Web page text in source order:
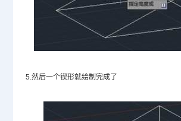
5.然后一个锲形就绘制完成了